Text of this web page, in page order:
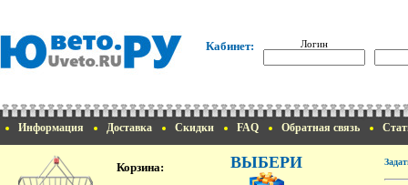
Кабинет: Логин
Информация Доставка Скидки FAQ Обратная связь
Корзина: ВЫБЕРИ